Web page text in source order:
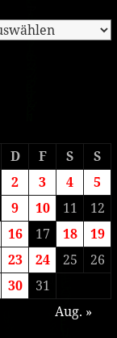
D F S
S
2 3 4
5
9 10 11
12
16 17 18
19
23 24 25
26
30
31
Aug. »